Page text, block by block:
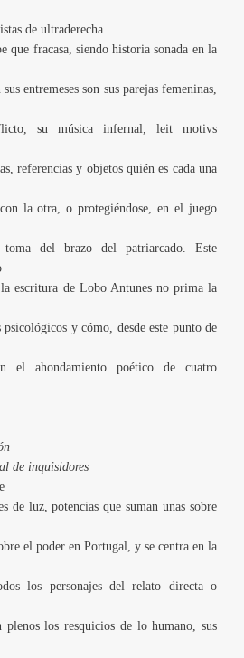
de ultraderecha
que fracasa, siendo historia sonada en la
entremeses son sus parejas femeninas,
su música infernal, leit motivs
referencias y objetos quién es cada una
la otra, o protegiéndose, en el juego
del brazo del patriarcado. Este
escritura de Lobo Antunes no prima la
y cómo, desde este punto de
el ahondamiento poético de cuatro
de inquisidores
de luz, potencias que suman unas sobre
el poder en Portugal, y se centra en la
los personajes del relato directa o
plenos los resquicios de lo humano, sus